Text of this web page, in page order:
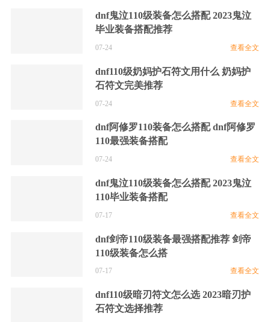
dnf鬼泣110级装备怎么搭配 2023鬼泣
毕业装备搭配推荐
07-24 查看全文
dnf110级奶妈护石符文用什么 奶妈护
石符文完美推荐
07-24 查看全文
dnf阿修罗110装备怎么搭配 dnf阿修罗
110最强装备搭配
07-24 查看全文
dnf鬼泣110级装备怎么搭配 2023鬼泣
110毕业装备搭配
07-17 查看全文
dnf剑帝110级装备最强搭配推荐 剑帝
110级装备怎么搭
07-17 查看全文
dnf110级暗刃符文怎么选 2023暗刃护
石符文选择推荐